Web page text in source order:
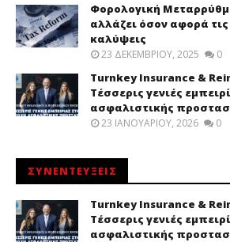
Φορολογική
αλλάζει όσον αφορά
καλύψεις
23 ΔΕΚΕΜΒΡΊΟΥ, 2025 0
Turnkey Insurance &
Τέσσερις γενιές
ασφαλιστικής
23 ΙΑΝΟΥΑΡΊΟΥ, 2026 0
ΣΥΝΕΝΤΕΥΞΕΙΣ
Turnkey Insurance &
Τέσσερις γενιές
ασφαλιστικής